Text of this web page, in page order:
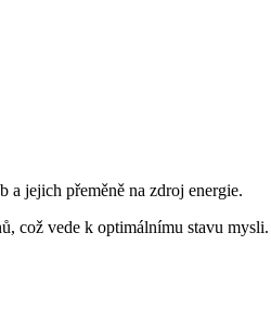
jejich přeměně na zdroj energie.
vede k optimálnímu stavu